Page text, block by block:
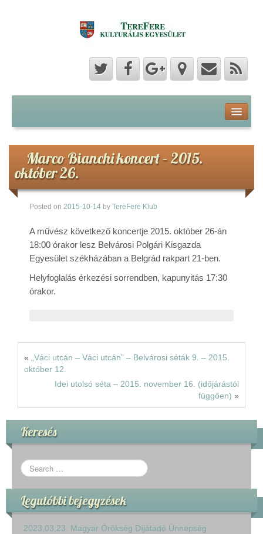
Hozzászólások
Hírek
Képek
Videók
Rólunk
Marco Bianchi koncert – 2015.
október 26.
Posted on 2015-10-14 by TereFere Klub
A művész következő koncertje 2015. október 26-án
18:00 órakor lesz Belvárosi Polgári Kisgazda
Egyesület székházában a Belgrád rakpart 21-ben.
Helyfoglalás érkezési sorrendben, kapunyitás 17:30
órakor.
«
„Váci utcán – Váci utcán” – Belvárosi séták 9. – 2015.
október 12.
Idei utolsó séta – 2015. november 16. (időjárástól
függően) »
Keresés
Legutóbbi bejegyzések
2023,03,23. Magyar Örökség Díjátadó Ünnepség